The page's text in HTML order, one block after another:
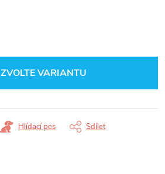
ZVOLTE VARIANTU
Hlídací pes Sdílet